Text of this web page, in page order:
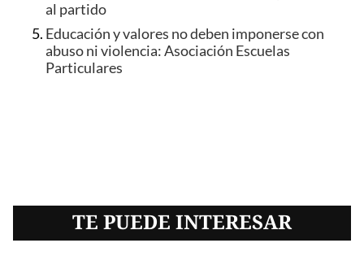
al partido
Educación y valores no deben imponerse con
abuso ni violencia: Asociación Escuelas
Particulares
TE PUEDE INTERESAR